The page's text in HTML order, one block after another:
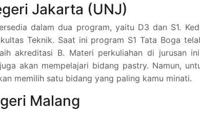
Jakarta (UNJ)
dalam dua program, yaitu D3 dan S1.
Teknik. Saat ini program S1 Tata Boga
akreditasi B. Materi perkuliahan di jurusan
akan mempelajari bidang pastry. Namun,
memilih satu bidang yang paling kamu minati.
Malang